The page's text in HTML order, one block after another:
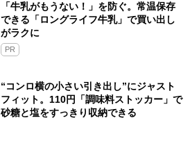
「牛乳がもうない！」を防ぐ。常温保存
できる「ロングライフ牛乳」で買い出し
がラクに
PR
“コンロ横の小さい引き出し”にジャスト
フィット。110円「調味料ストッカー」で
砂糖と塩をすっきり収納できる